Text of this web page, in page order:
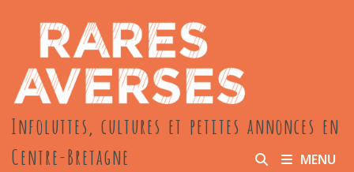
contenu
Infoluttes, cultures et petites annonces en
Centre-Bretagne
MENU